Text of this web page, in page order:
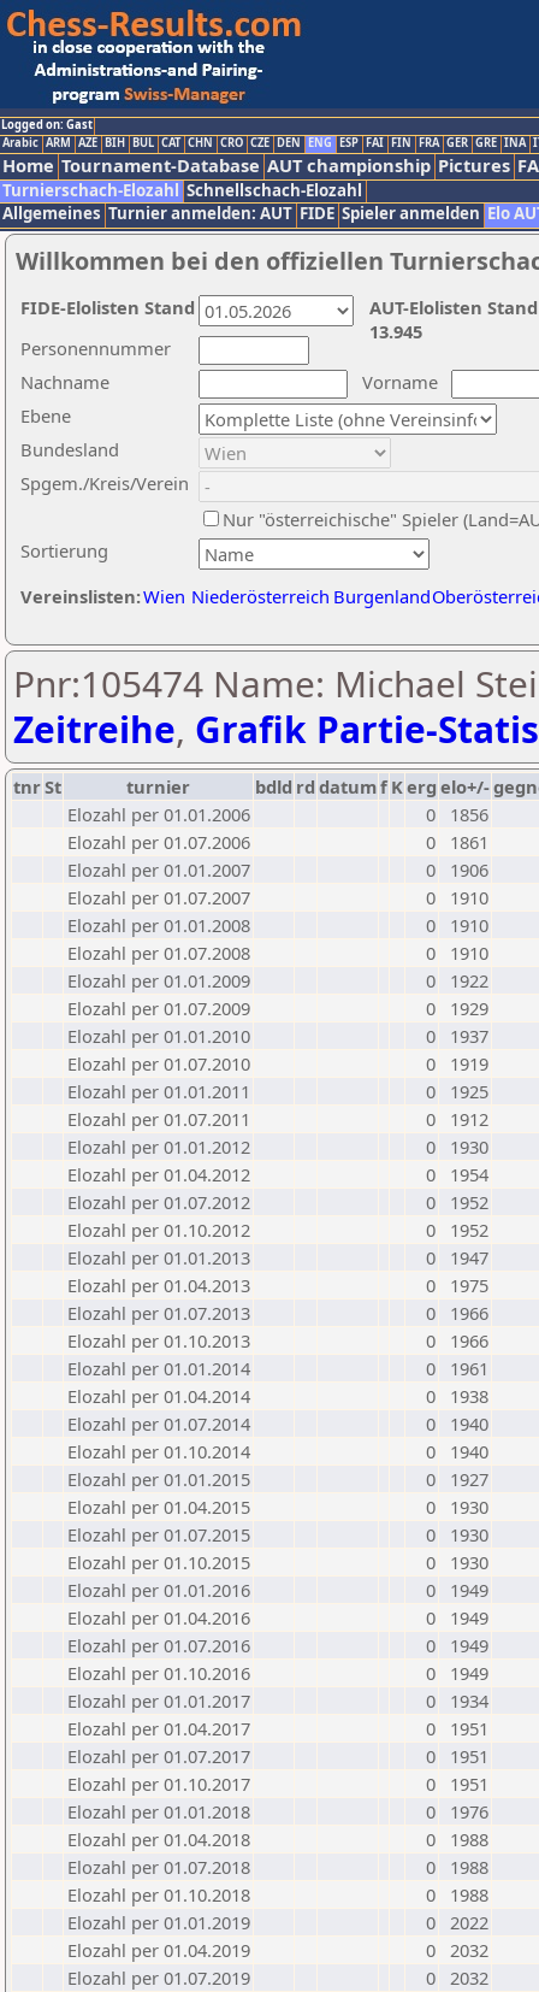
Logged on: Gast
Arabic ARM AZE BIH BUL CAT CHN CRO CZE DEN ENG ESP FAI FIN FRA GER GRE INA
Home Tournament-Database AUT championship Pictures
Turnierschach-Elozahl Schnellschach-Elozahl
Allgemeines Turnier anmelden: AUT FIDE Spieler anmelden Elo
Willkommen bei den offiziellen
Nachname
Vorname
Ebene
Sortierung
Personennummer
Bundesland
Spgem./Kreis/Verein
Nur "österreichische" Spieler
Vereinslisten:Wien Niederösterreich Burgenland
AUT-Elolisten
13.945
FIDE-Elolisten Stand
Pnr:105474 Name: Michael
Zeitreihe, Grafik Partie-
tnrSt turnier bdld rd datumf Kerg elo+/-
Elozahl per 01.01.2006
0
1856
Elozahl per 01.07.2006
0
1861
Elozahl per 01.01.2007
0
1906
Elozahl per 01.07.2007
0
1910
Elozahl per 01.01.2008
0
1910
Elozahl per 01.07.2008
0
1910
Elozahl per 01.01.2009
0
1922
Elozahl per 01.07.2009
0
1929
Elozahl per 01.01.2010
0
1937
Elozahl per 01.07.2010
0
1919
Elozahl per 01.01.2011
0
1925
Elozahl per 01.07.2011
0
1912
Elozahl per 01.01.2012
0
1930
Elozahl per 01.04.2012
0
1954
Elozahl per 01.07.2012
0
1952
Elozahl per 01.10.2012
0
1952
Elozahl per 01.01.2013
0
1947
Elozahl per 01.04.2013
0
1975
Elozahl per 01.07.2013
0
1966
Elozahl per 01.10.2013
0
1966
Elozahl per 01.01.2014
0
1961
Elozahl per 01.04.2014
0
1938
Elozahl per 01.07.2014
0
1940
Elozahl per 01.10.2014
0
1940
Elozahl per 01.01.2015
0
1927
Elozahl per 01.04.2015
0
1930
Elozahl per 01.07.2015
0
1930
Elozahl per 01.10.2015
0
1930
Elozahl per 01.01.2016
0
1949
Elozahl per 01.04.2016
0
1949
Elozahl per 01.07.2016
0
1949
Elozahl per 01.10.2016
0
1949
Elozahl per 01.01.2017
0
1934
Elozahl per 01.04.2017
0
1951
Elozahl per 01.07.2017
0
1951
Elozahl per 01.10.2017
0
1951
Elozahl per 01.01.2018
0
1976
Elozahl per 01.04.2018
0
1988
Elozahl per 01.07.2018
0
1988
Elozahl per 01.10.2018
0
1988
Elozahl per 01.01.2019
0 2022
Elozahl per 01.04.2019
0 2032
Elozahl per 01.07.2019
0 2032